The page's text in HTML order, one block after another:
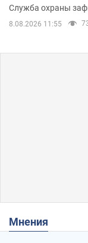
Служба охраны
8.08.2026 11:55
Мнения